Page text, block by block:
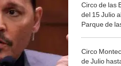
Circo de las
del 15 Julio
Parque de
Circo
de Julio